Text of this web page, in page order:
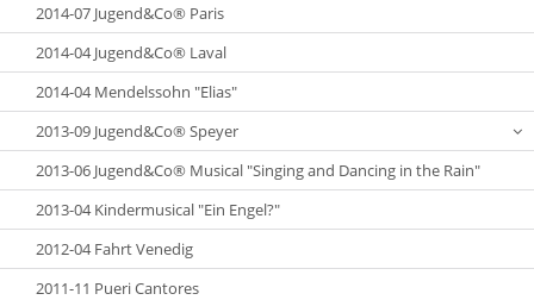
2014-07 Jugend&Co® Paris
2014-04 Jugend&Co® Laval
2014-04 Mendelssohn "Elias"
2013-09 Jugend&Co® Speyer
2013-06 Jugend&Co® Musical "Singing and Dancing in the Rain"
2013-04 Kindermusical "Ein Engel?"
2012-04 Fahrt Venedig
2011-11 Pueri Cantores